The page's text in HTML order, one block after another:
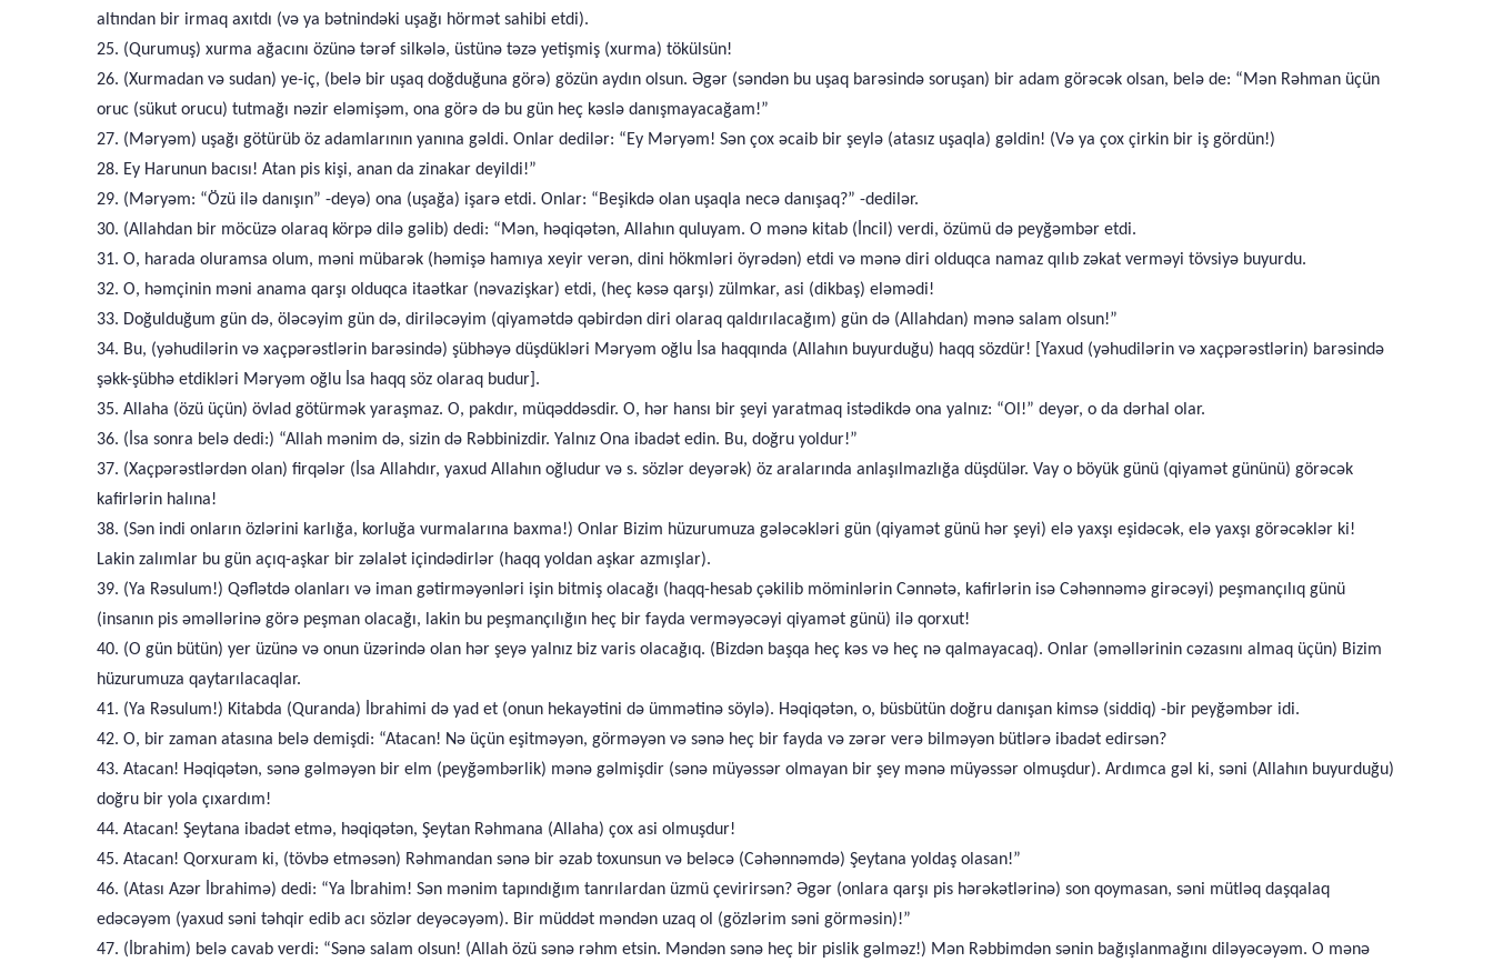
altından bir irmaq axıtdı (və ya bətnindəki uşağı hörmət sahibi etdi).
25. (Qurumuş) xurma ağacını özünə tərəf silkələ, üstünə təzə yetişmiş (xurma) tökülsün!
26. (Xurmadan və sudan) ye-iç, (belə bir uşaq doğduğuna görə) gözün aydın olsun. Əgər (səndən bu uşaq barəsində soruşan) bir adam görəcək olsan, belə de: “Mən Rəhman üçün
oruc (sükut orucu) tutmağı nəzir eləmişəm, ona görə də bu gün heç kəslə danışmayacağam!”
27. (Məryəm) uşağı götürüb öz adamlarının yanına gəldi. Onlar dedilər: “Ey Məryəm! Sən çox əcaib bir şeylə (atasız uşaqla) gəldin! (Və ya çox çirkin bir iş gördün!)
28. Ey Harunun bacısı! Atan pis kişi, anan da zinakar deyildi!”
29. (Məryəm: “Özü ilə danışın” -deyə) ona (uşağa) işarə etdi. Onlar: “Beşikdə olan uşaqla necə danışaq?” -dedilər.
30. (Allahdan bir möcüzə olaraq körpə dilə gəlib) dedi: “Mən, həqiqətən, Allahın quluyam. O mənə kitab (İncil) verdi, özümü də peyğəmbər etdi.
31. O, harada oluramsa olum, məni mübarək (həmişə hamıya xeyir verən, dini hökmləri öyrədən) etdi və mənə diri olduqca namaz qılıb zəkat verməyi tövsiyə buyurdu.
32. O, həmçinin məni anama qarşı olduqca itaətkar (nəvazişkar) etdi, (heç kəsə qarşı) zülmkar, asi (dikbaş) eləmədi!
33. Doğulduğum gün də, öləcəyim gün də, diriləcəyim (qiyamətdə qəbirdən diri olaraq qaldırılacağım) gün də (Allahdan) mənə salam olsun!”
34. Bu, (yəhudilərin və xaçpərəstlərin barəsində) şübhəyə düşdükləri Məryəm oğlu İsa haqqında (Allahın buyurduğu) haqq sözdür! [Yaxud (yəhudilərin və xaçpərəstlərin) barəsində
şəkk-şübhə etdikləri Məryəm oğlu İsa haqq söz olaraq budur].
35. Allaha (özü üçün) övlad götürmək yaraşmaz. O, pakdır, müqəddəsdir. O, hər hansı bir şeyi yaratmaq istədikdə ona yalnız: “Ol!” deyər, o da dərhal olar.
36. (İsa sonra belə dedi:) “Allah mənim də, sizin də Rəbbinizdir. Yalnız Ona ibadət edin. Bu, doğru yoldur!”
37. (Xaçpərəstlərdən olan) firqələr (İsa Allahdır, yaxud Allahın oğludur və s. sözlər deyərək) öz aralarında anlaşılmazlığa düşdülər. Vay o böyük günü (qiyamət gününü) görəcək
kafirlərin halına!
38. (Sən indi onların özlərini karlığa, korluğa vurmalarına baxma!) Onlar Bizim hüzurumuza gələcəkləri gün (qiyamət günü hər şeyi) elə yaxşı eşidəcək, elə yaxşı görəcəklər ki!
Lakin zalımlar bu gün açıq-aşkar bir zəlalət içindədirlər (haqq yoldan aşkar azmışlar).
39. (Ya Rəsulum!) Qəflətdə olanları və iman gətirməyənləri işin bitmiş olacağı (haqq-hesab çəkilib möminlərin Cənnətə, kafirlərin isə Cəhənnəmə girəcəyi) peşmançılıq günü
(insanın pis əməllərinə görə peşman olacağı, lakin bu peşmançılığın heç bir fayda verməyəcəyi qiyamət günü) ilə qorxut!
40. (O gün bütün) yer üzünə və onun üzərində olan hər şeyə yalnız biz varis olacağıq. (Bizdən başqa heç kəs və heç nə qalmayacaq). Onlar (əməllərinin cəzasını almaq üçün) Bizim
hüzurumuza qaytarılacaqlar.
41. (Ya Rəsulum!) Kitabda (Quranda) İbrahimi də yad et (onun hekayətini də ümmətinə söylə). Həqiqətən, o, büsbütün doğru danışan kimsə (siddiq) -bir peyğəmbər idi.
42. O, bir zaman atasına belə demişdi: “Atacan! Nə üçün eşitməyən, görməyən və sənə heç bir fayda və zərər verə bilməyən bütlərə ibadət edirsən?
43. Atacan! Həqiqətən, sənə gəlməyən bir elm (peyğəmbərlik) mənə gəlmişdir (sənə müyəssər olmayan bir şey mənə müyəssər olmuşdur). Ardımca gəl ki, səni (Allahın buyurduğu)
doğru bir yola çıxardım!
44. Atacan! Şeytana ibadət etmə, həqiqətən, Şeytan Rəhmana (Allaha) çox asi olmuşdur!
45. Atacan! Qorxuram ki, (tövbə etməsən) Rəhmandan sənə bir əzab toxunsun və beləcə (Cəhənnəmdə) Şeytana yoldaş olasan!”
46. (Atası Azər İbrahimə) dedi: “Ya İbrahim! Sən mənim tapındığım tanrılardan üzmü çevirirsən? Əgər (onlara qarşı pis hərəkətlərinə) son qoymasan, səni mütləq daşqalaq
edəcəyəm (yaxud səni təhqir edib acı sözlər deyəcəyəm). Bir müddət məndən uzaq ol (gözlərim səni görməsin)!”
47. (İbrahim) belə cavab verdi: “Sənə salam olsun! (Allah özü sənə rəhm etsin. Məndən sənə heç bir pislik gəlməz!) Mən Rəbbimdən sənin bağışlanmağını diləyəcəyəm. O mənə